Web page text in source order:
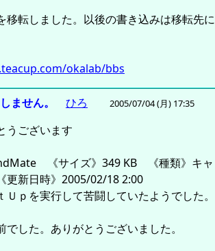
移転しました。以後の書き込みは移転先
okalab/bbs
ません。 ひろ 2005/07/04 (月) 17:35
うございます
《サイズ》349 KB 《種類》キャ
新日時》2005/02/18 2:00
Ｕｐを実行して苦闘していたようでした。
でした。ありがとうございました。